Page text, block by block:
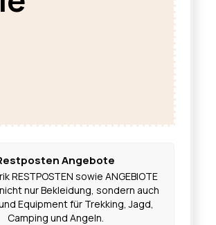
Angebote
RESTPOSTEN sowie ANGEBIOTE
nur Bekleidung, sondern auch
Equipment für Trekking, Jagd,
Camping und Angeln.